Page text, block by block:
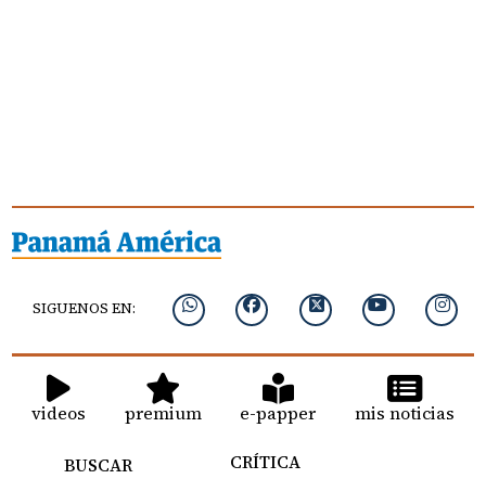
SIGUENOS EN:
videos premium e-papper mis noticias
BUSCAR
CRÍTICA